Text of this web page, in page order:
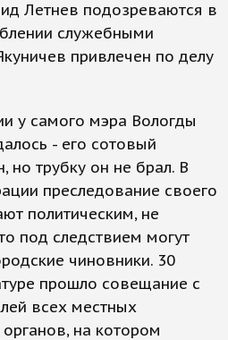
Летнев подозреваются в
служебными
привлечен по делу
у самого мэра Вологды
- его сотовый
но трубку он не брал. В
преследование своего
политическим, не
под следствием могут
чиновники. 30
прошло совещание с
всех местных
на котором